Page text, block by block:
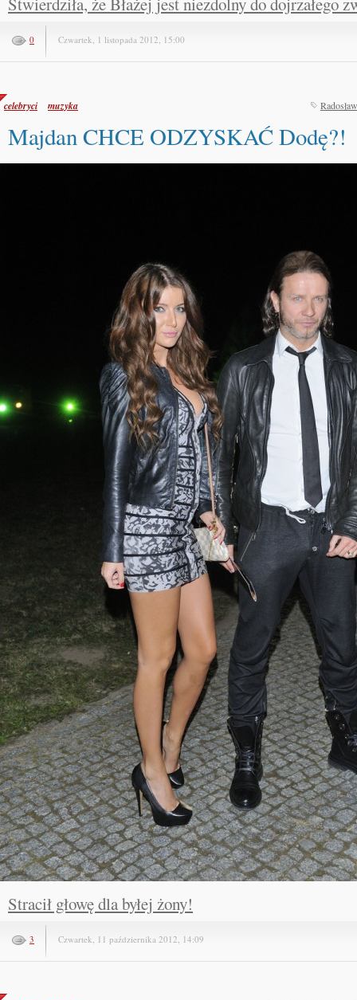
0 Czwartek, 1 listopada 2012, 15:00
celebryci muzyka
Majdan CHCE ODZYSKAĆ Dodę?!
Stracił głowę dla byłej żony!
3 Czwartek, 11 października 2012, 14:09